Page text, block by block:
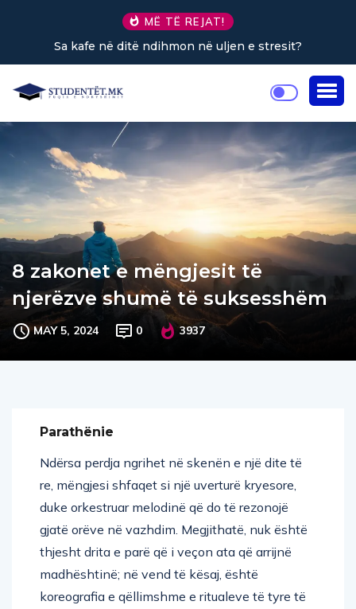
MË TË REJAT!
Sa kafe në ditë ndihmon në uljen e stresit?
8 zakonet e mëngjesit të
njerëzve shumë të suksesshëm
MAY 5, 2024 0 3937
Parathënie
Ndërsa perdja ngrihet në skenën e një dite të
re, mëngjesi shfaqet si një uverturë kryesore,
duke orkestruar melodinë që do të rezonojë
gjatë orëve në vazhdim. Megjithatë, nuk është
thjesht drita e parë që i veçon ata që arrijnë
madhështinë; në vend të kësaj, është
koreografia e qëllimshme e ritualeve të tyre të